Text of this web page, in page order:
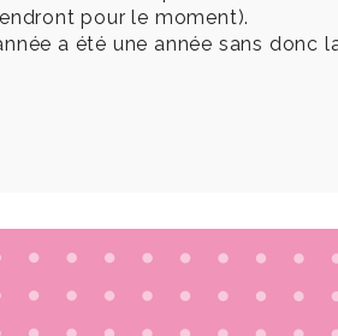
pour le moment).
a été une année sans donc